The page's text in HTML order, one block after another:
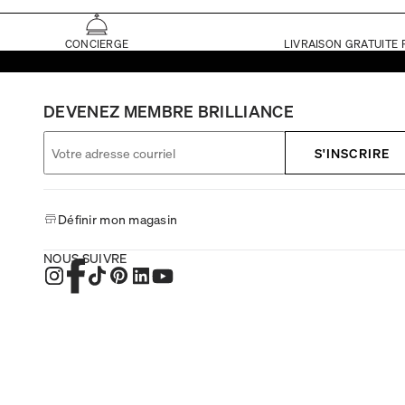
CONCIERGE LIVRAISON GRATUITE
DEVENEZ MEMBRE BRILLIANCE
S'INSCRIRE
Définir mon magasin
NOUS SUIVRE